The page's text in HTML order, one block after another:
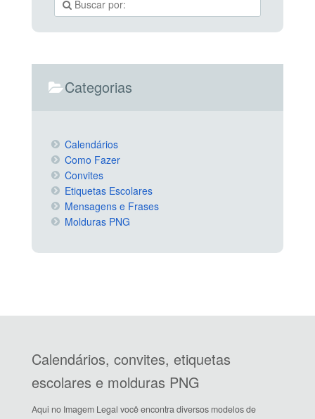
Categorias
Calendários
Como Fazer
Convites
Etiquetas Escolares
Mensagens e Frases
Molduras PNG
Calendários, convites, etiquetas
escolares e molduras PNG
Aqui no Imagem Legal você encontra diversos modelos de